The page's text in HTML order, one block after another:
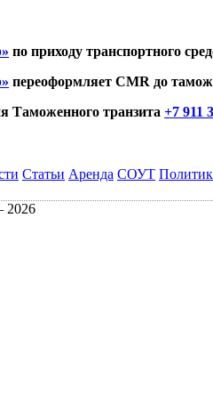
по приходу транспортного
переоформляет CMR до
Таможенного транзита +7 911
Статьи Аренда СОУТ
2026